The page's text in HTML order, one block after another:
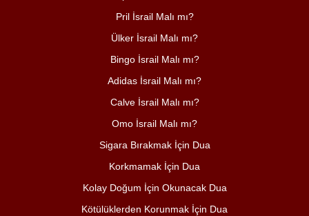
Pril İsrail Malı mı?
Ülker İsrail Malı mı?
Bingo İsrail Malı mı?
Adidas İsrail Malı mı?
Calve İsrail Malı mı?
Omo İsrail Malı mı?
Sigara Bırakmak İçin Dua
Korkmamak İçin Dua
Kolay Doğum İçin Okunacak Dua
Kötülüklerden Korunmak İçin Dua